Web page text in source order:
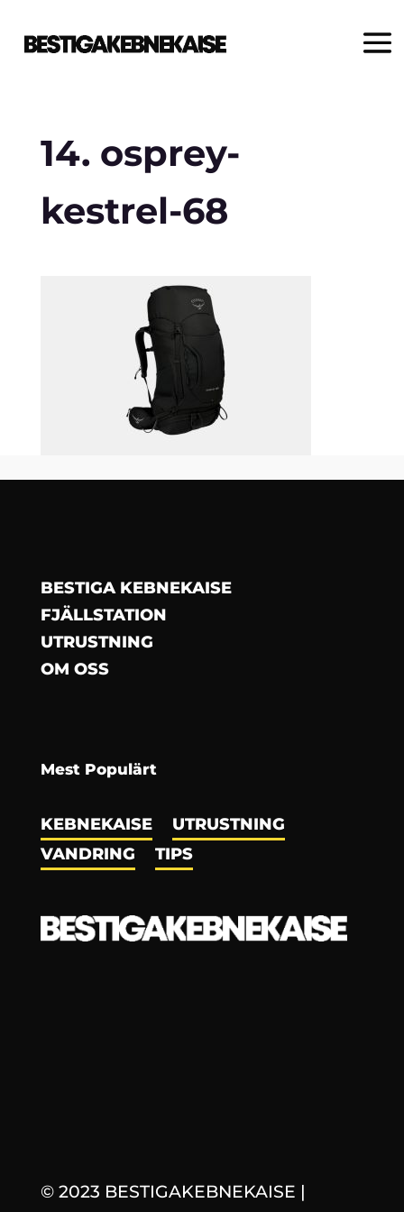
14. osprey-
kestrel-68
BESTIGA KEBNEKAISE
FJÄLLSTATION
UTRUSTNING
OM OSS
Mest Populärt
KEBNEKAISE
UTRUSTNING
VANDRING
TIPS
© 2023 BESTIGAKEBNEKAISE |